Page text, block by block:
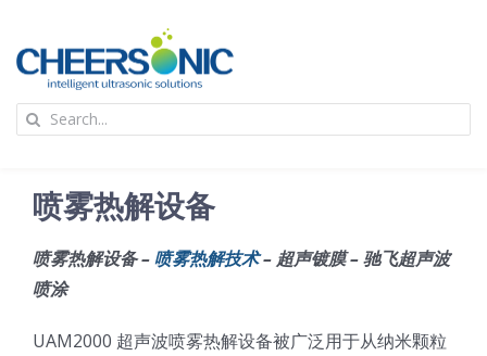
content
应用
超声波设备
Search
喷雾热解设备
喷雾热解设备 –喷雾热解技术– 超声镀膜 – 驰飞超声波
喷涂
UAM2000 超声波喷雾热解设备被广泛用于从纳米颗粒